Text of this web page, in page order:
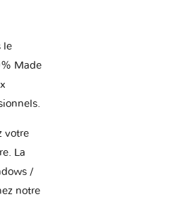
le
Made
votre
La
/
notre